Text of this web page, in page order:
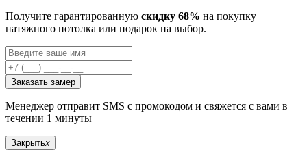
Получите гарантированную скидку 68% на покупку
натяжного потолка или подарок на выбор.
Заказать замер
Менеджер отправит SMS с промокодом и свяжется с вами в
течении 1 минуты
Закрытьx